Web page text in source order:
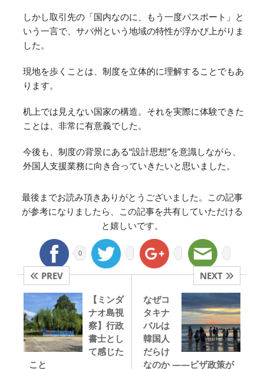
しかし取引先の「国内なのに、もう一度パスポート」と
いう一言で、サバ州という地域の特性が浮かび上がりま
した。
現地を歩くことは、制度を立体的に理解することでもあ
ります。
机上では見えない国家の構造。それを実際に体験できた
ことは、非常に有意義でした。
今後も、制度の背景にある“設計思想”を意識しながら、
外国人支援業務に向き合っていきたいと思いました。
最後までお読み頂きありがとうございました。この記事
が参考になりましたら、この記事を共有していただける
と嬉しいです。
0
PREV
【ミンダ
ナオ島視
察】行政
書士とし
て感じた
こと
NEXT
なぜコ
タキナ
バルは
韓国人
だらけ
なのか ――ビザ政策が